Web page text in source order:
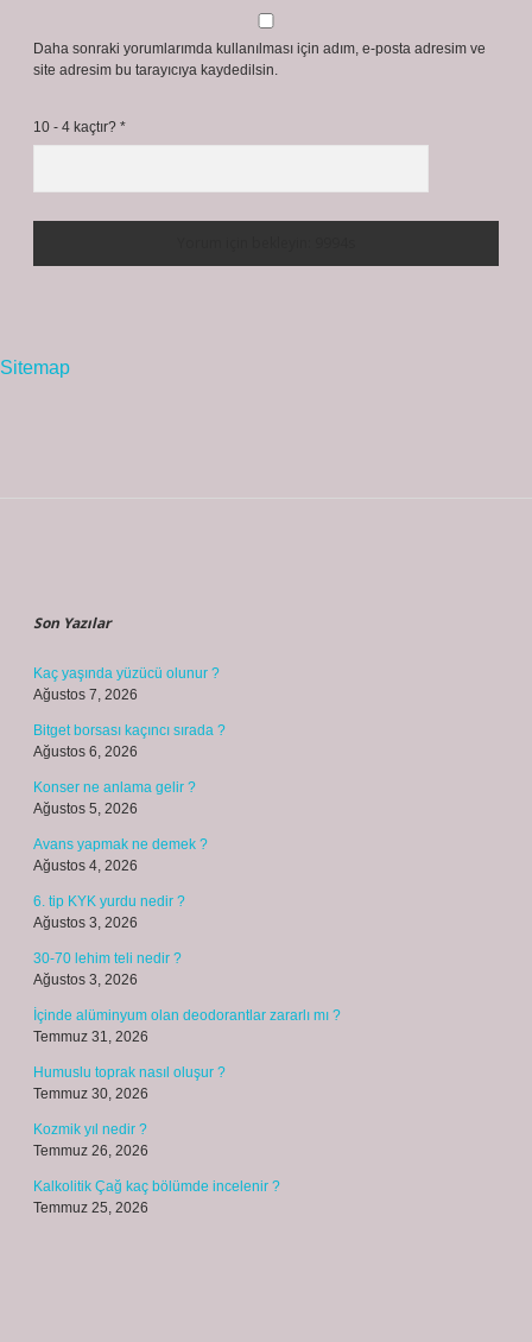
Daha sonraki yorumlarımda kullanılması için adım, e-posta adresim ve
site adresim bu tarayıcıya kaydedilsin.
10 - 4 kaçtır? *
Sitemap
Son Yazılar
Kaç yaşında yüzücü olunur ?
Ağustos 7, 2026
Bitget borsası kaçıncı sırada ?
Ağustos 6, 2026
Konser ne anlama gelir ?
Ağustos 5, 2026
Avans yapmak ne demek ?
Ağustos 4, 2026
6. tip KYK yurdu nedir ?
Ağustos 3, 2026
30-70 lehim teli nedir ?
Ağustos 3, 2026
İçinde alüminyum olan deodorantlar zararlı mı ?
Temmuz 31, 2026
Humuslu toprak nasıl oluşur ?
Temmuz 30, 2026
Kozmik yıl nedir ?
Temmuz 26, 2026
Kalkolitik Çağ kaç bölümde incelenir ?
Temmuz 25, 2026